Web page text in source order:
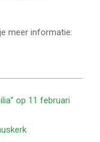
meer informatie:
op 11 februari